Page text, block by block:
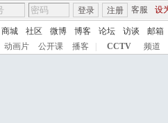
客服 设
登录 注册
商城 社区 微博 博客 论坛 访谈 邮箱
动画片 公开课 播客 CCTV 频道